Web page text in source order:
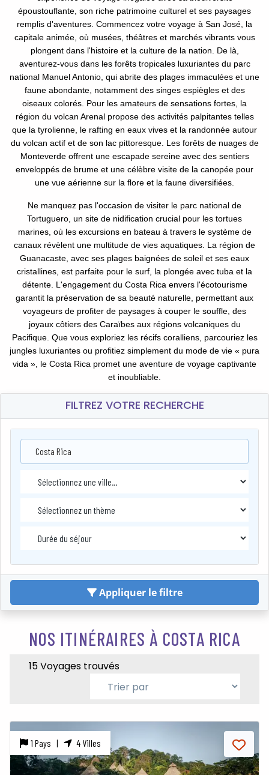
époustouflante, son riche patrimoine culturel et ses paysages
remplis d'aventures. Commencez votre voyage à San José, la
capitale animée, où musées, théâtres et marchés vibrants vous
plongent dans l'histoire et la culture de la nation. De là,
aventurez-vous dans les forêts tropicales luxuriantes du parc
national Manuel Antonio, qui abrite des plages immaculées et une
faune abondante, notamment des singes espiègles et des
oiseaux colorés. Pour les amateurs de sensations fortes, la
région du volcan Arenal propose des activités palpitantes telles
que la tyrolienne, le rafting en eaux vives et la randonnée autour
du volcan actif et de son lac pittoresque. Les forêts de nuages de
Monteverde offrent une escapade sereine avec des sentiers
enveloppés de brume et une célèbre visite de la canopée pour
une vue aérienne sur la flore et la faune diversifiées.
Ne manquez pas l'occasion de visiter le parc national de
Tortuguero, un site de nidification crucial pour les tortues
marines, où les excursions en bateau à travers le système de
canaux révèlent une multitude de vies aquatiques. La région de
Guanacaste, avec ses plages baignées de soleil et ses eaux
cristallines, est parfaite pour le surf, la plongée avec tuba et la
détente. L'engagement du Costa Rica envers l'écotourisme
garantit la préservation de sa beauté naturelle, permettant aux
voyageurs de profiter de paysages à couper le souffle, des
joyaux côtiers des Caraïbes aux régions volcaniques du
Pacifique. Que vous exploriez les récifs coralliens, parcouriez les
jungles luxuriantes ou profitiez simplement du mode de vie « pura
vida », le Costa Rica promet une aventure de voyage captivante
et inoubliable.
FILTREZ VOTRE RECHERCHE
Costa Rica
Appliquer le filtre
NOS ITINÉRAIRES À COSTA RICA
15 Voyages trouvés
1 Pays | 4 Villes